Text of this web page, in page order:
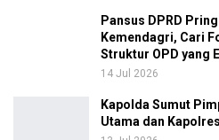
Pansus DPRD
Kemendagri, Cari
Struktur OPD yang
14 Jul 2026
Kapolda Sumut
Utama dan Kapolres